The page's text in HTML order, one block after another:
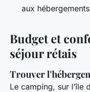
aux
Budget et
séjour rétais
Trouver
Le camping, sur l’île